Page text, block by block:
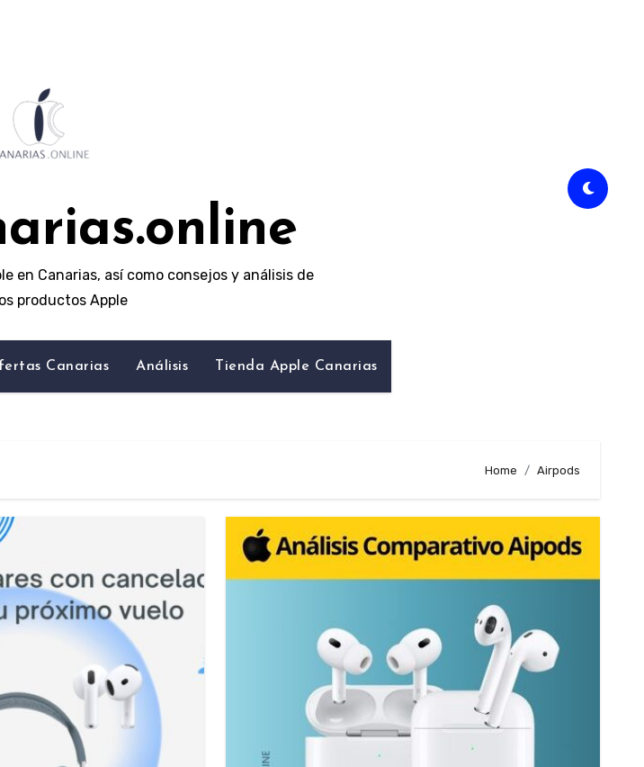
en Canarias, así como consejos y análisis de
productos Apple
Canarias Análisis Tienda Apple Canarias
Home Airpods